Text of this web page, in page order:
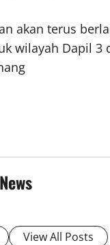
akan terus
wilayah Dapil
View All Posts